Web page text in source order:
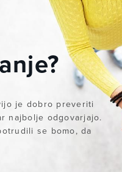
je dobro preveriti
najbolje odgovarjajo.
se bomo, da